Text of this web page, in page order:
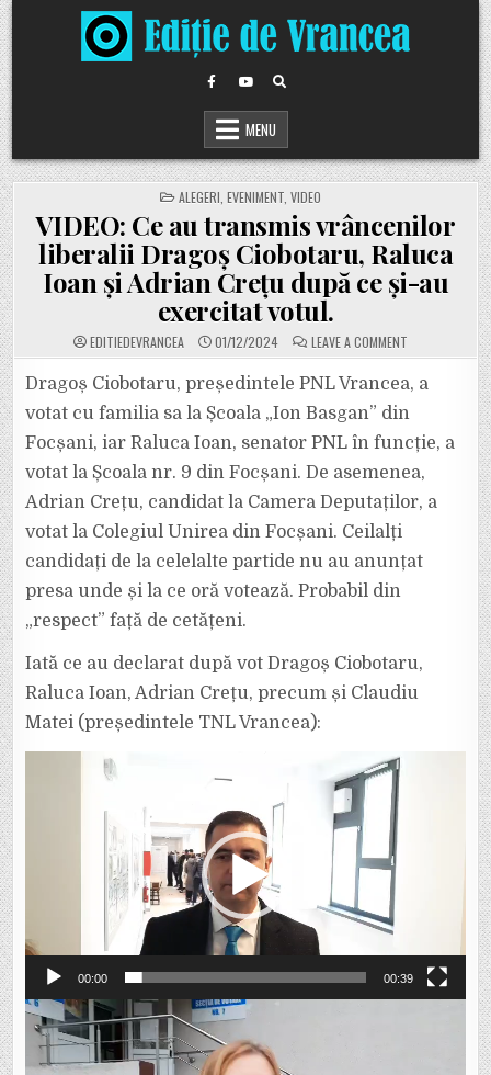
Skip
to
content
MENU
POSTED
IN
ALEGERI EVENIMENT, VIDEO
VIDEO: Ce au transmis vrâncenilor
liberalii Dragoș Ciobotaru, Raluca
Ioan și Adrian Crețu după ce și-au
exercitat votul.
EDITIEDEVRANCEA 01/12/2024 LEAVE A COMMENTON
VIDEO:
AU
TRANSMIS
VRÂNCENILOR
LIBERALII
DRAGOȘ
CIOBOTARU,
RALUCA
IOAN
ADRIAN
CREȚU
ȘI-
AU
Dragoș Ciobotaru, președintele PNL Vrancea, a
votat cu familia sa la Școala „Ion Basgan” din
Focșani, iar Raluca Ioan, senator PNL în funcție, a
votat la Școala nr. 9 din Focșani. De asemenea,
Adrian Crețu, candidat la Camera Deputaților, a
votat la Colegiul Unirea din Focșani. Ceilalți
candidați de la celelalte partide nu au anunțat
presa unde și la ce oră votează. Probabil din
„respect” față de cetățeni.
Iată ce au declarat după vot Dragoș Ciobotaru,
Raluca Ioan, Adrian Crețu, precum și Claudiu
Matei (președintele TNL Vrancea):
00:00 00:39
Player
video